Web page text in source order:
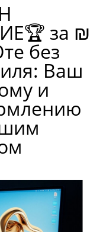
за ₪
без
Ваш
и